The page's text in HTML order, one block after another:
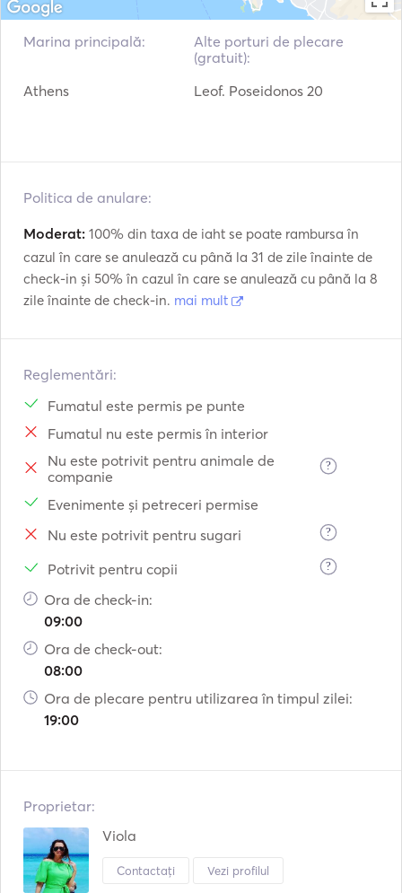
vessels.
Marina principală:
Athens
Alte porturi de plecare
(gratuit):
Leof. Poseidonos 20
Politica de anulare:
Moderat: 100% din taxa de iaht se poate rambursa în
cazul în care se anulează cu până la 31 de zile înainte de
check-in și 50% în cazul în care se anulează cu până la 8
zile înainte de check-in. mai mult
Reglementări:
Fumatul este permis pe punte
Fumatul nu este permis în interior
Nu este potrivit pentru animale de
companie
?
Evenimente și petreceri permise
Nu este potrivit pentru sugari
?
Potrivit pentru copii ?
Ora de check-in:
09:00
Ora de check-out:
08:00
Ora de plecare pentru utilizarea în timpul zilei:
19:00
Proprietar:
Viola
Contactați Vezi profilul